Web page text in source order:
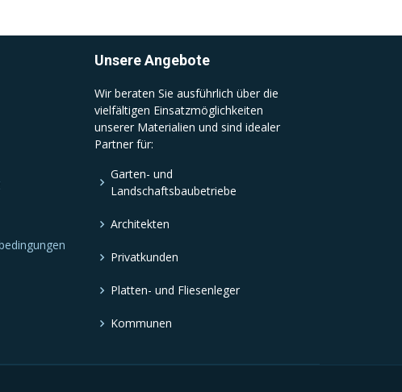
Unsere Angebote
Wir beraten Sie ausführlich über die
vielfältigen Einsatzmöglichkeiten
unserer Materialien und sind idealer
Partner für:
Garten- und
Landschaftsbaubetriebe
Architekten
Privatkunden
Platten- und Fliesenleger
Kommunen